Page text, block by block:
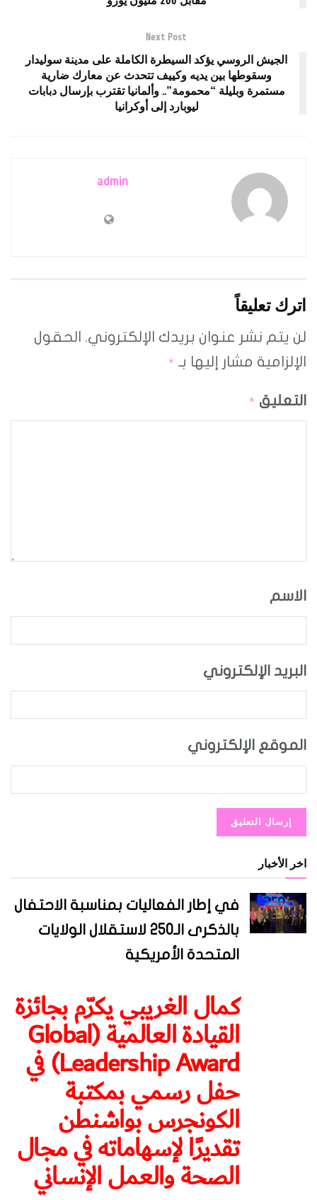
Next Post
الجيش الروسي يؤكد السيطرة الكاملة على مدينة سوليدار
وسقوطها بين يديه وكييف تتحدث عن معارك ضارية
مستمرة وبليلة “محمومة”.. وألمانيا تقترب بإرسال دبابات
ليوبارد إلى أوكرانيا
admin
اترك تعليقاً
لن يتم نشر عنوان بريدك الإلكتروني. الحقول
الإلزامية مشار إليها بـ *
التعليق *
الاسم
البريد الإلكتروني
الموقع الإلكتروني
اخر الأخبار
في إطار الفعاليات بمناسبة الاحتفال
بالذكرى الـ250 لاستقلال الولايات
المتحدة الأمريكية
كمال الغريبي يكرّم بجائزة
القيادة العالمية (Global
Leadership Award) في
حفل رسمي بمكتبة
الكونجرس بواشنطن
تقديرًا لإسهاماته في مجال
الصحة والعمل الإنساني